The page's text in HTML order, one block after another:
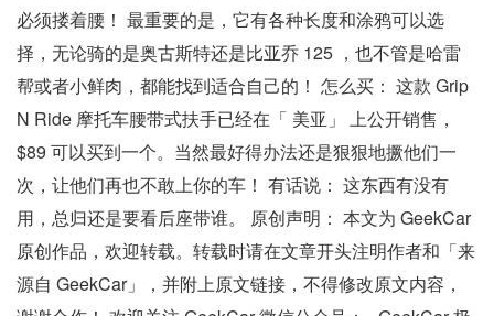
必须搂着腰！ 最重要的是，它有各种长度和涂鸦可以选
择，无论骑的是奥古斯特还是比亚乔 125 ，也不管是哈雷
帮或者小鲜肉，都能找到适合自己的！ 怎么买： 这款 Grip
N Ride 摩托车腰带式扶手已经在「 美亚」 上公开销售，
$89 可以买到一个。当然最好得办法还是狠狠地撅他们一
次，让他们再也不敢上你的车！ 有话说： 这东西有没有
用，总归还是要看后座带谁。 原创声明： 本文为 GeekCar
原创作品，欢迎转载。转载时请在文章开头注明作者和「来
源自 GeekCar」，并附上原文链接，不得修改原文内容，